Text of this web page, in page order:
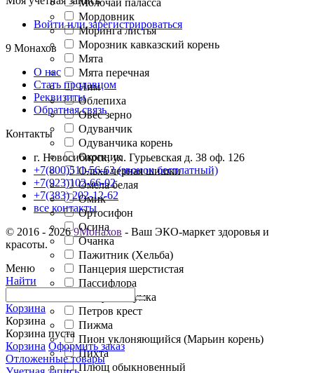
Мордовник
Моринга листья
Морозник кавказский корень
Мята
Мята перечная
Ним
Облепиха
Овес зерно
Одуванчик
Одуванчика корень
Окопник
Ольха черная шишки
Омела белая
Омик
Ортосифон
Осина
Очанка
Пажитник (Хельба)
Панцерия шерстистая
Пассифлора
Пастушья сумка
Петров крест
Пижма
Пион уклоняющийся (Марьин корень)
Пихта
Плющ обыкновенный
Войти или зарегистрироваться
9 Монахов
О нас
Стать продавцом
Реквизиты
Обратная связь
Контакты
г. Новосибирск, ул. Гурьевская д. 38 оф. 126
+7(800)511-56-62 (звонок бесплатный)
+7(923)102-66-02
+7(383) 202-12-62
все контакты
© 2016 - 20269Монахов - Ваш ЭКО-маркет здоровья и
красоты.
Меню
Найти
Корзина
Корзина
Корзина пуста
Корзина Оформить заказ
Отложенные товары